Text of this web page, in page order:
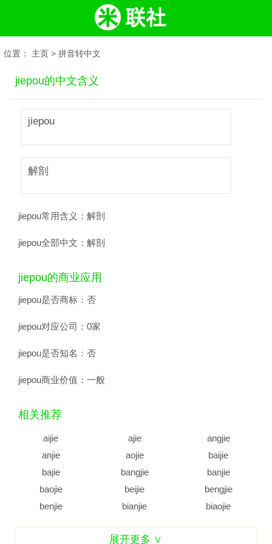
位置： 主页 > 拼音转中文
jiepou的中文含义
jiepou
解剖
jiepou常用含义： 解剖
jiepou全部中文： 解剖
jiepou的商业应用
jiepou是否商标： 否
jiepou对应公司： 0家
jiepou是否知名： 否
jiepou商业价值： 一般
相关推荐
aijie ajie
angjie
anjie
aojie
baijie
bajie
bangjie
banjie
baojie
beijie
bengjie
benjie
bianjie
biaojie
bojie
展开更多 ∨